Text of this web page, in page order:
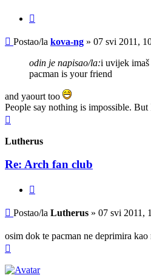
Post
Postao/la kova-ng » 07 svi 2011,
odin je napisao/la:i uvijek
pacman is your friend
and yaourt too
People say nothing is impossible.
Lutherus
Re: Arch fan club
Post
Postao/la Lutherus » 07 svi 2011,
osim dok te pacman ne deprimira